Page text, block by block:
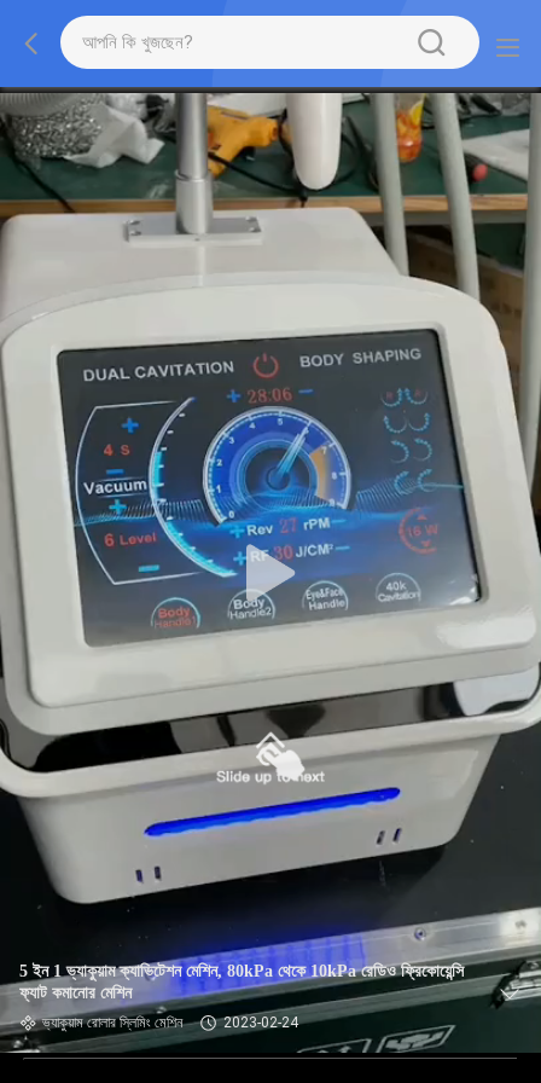
5 ইন 1 ভ্যাকুয়াম ক্যাভিটেশন মেশিন, 80kPa থেকে 10kPa রেডিও ফ্রিকোয়েন্সি
ফ্যাট কমানোর মেশিন
ভ্যাকুয়াম রোলার স্লিমিং মেশিন 2023-02-24